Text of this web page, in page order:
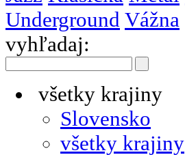
Underground Vážna
vyhľadaj:
všetky krajiny
Slovensko
všetky krajiny